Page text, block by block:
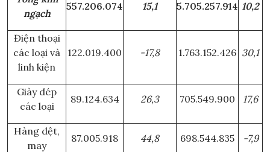
ngạch
557.206.074 15,1 5.705.257.914 10,2
Điện thoại
các loại và
linh kiện
122.019.400 -17,8 1.763.152.426 30,1
Giày dép
các loại
89.124.634 26,3 705.549.900 17,6
Hàng dệt,
may
87.005.918 44,8 698.544.835 -7,9